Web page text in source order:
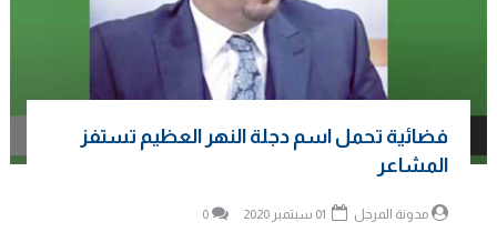
فضائية تحمل اسم دجلة النهر العظيم تستفز
المشاعر
مدونة المرجل 0